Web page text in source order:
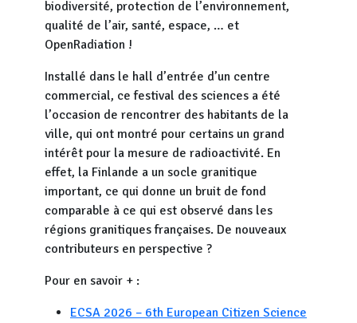
biodiversité, protection de l’environnement,
qualité de l’air, santé, espace, … et
OpenRadiation !
Installé dans le hall d’entrée d’un centre
commercial, ce festival des sciences a été
l’occasion de rencontrer des habitants de la
ville, qui ont montré pour certains un grand
intérêt pour la mesure de radioactivité. En
effet, la Finlande a un socle granitique
important, ce qui donne un bruit de fond
comparable à ce qui est observé dans les
régions granitiques françaises. De nouveaux
contributeurs en perspective ?
Pour en savoir + :
ECSA 2026 – 6th European Citizen Science